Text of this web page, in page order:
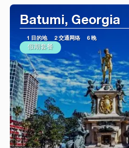
Batumi, Georgia
1 目的地 2 交通网络 6 晚
假期套餐